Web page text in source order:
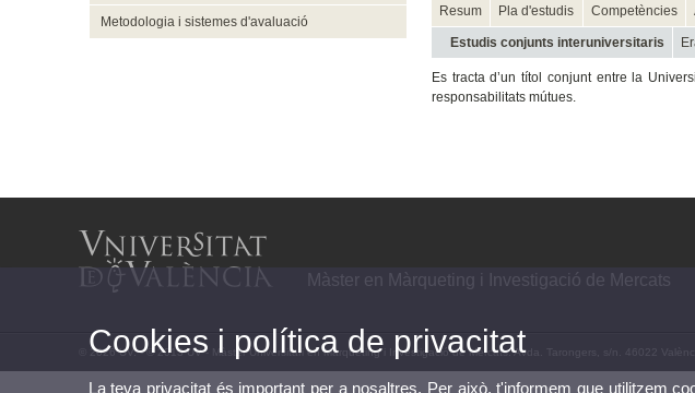
Metodologia i sistemes d'avaluació
Resum Pla d'estudis Competències
Estudis conjunts interuniversitaris
Es tracta d’un títol conjunt entre la
responsabilitats mútues.
Màster en Màrqueting i Investigació de Mercats
© 2026 UV. - © 2013 UV - Màster Universitari en Màrqueting i Investigació de Mercats. Avda. Tarongers, s/n. 46022
Cookies i política de privacitat
La teva privacitat és important per a nosaltres. Per això, t'informem que utilitzem